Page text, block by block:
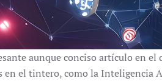
aunque conciso artículo en
en el tintero, como la Inteligencia